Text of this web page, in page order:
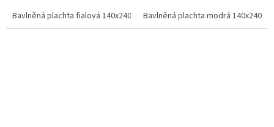
Příjemná na dotek, snadná na...
Bavlněná plachta fialová 140x240 cm Bavlněná plachta fialová
jednolůžko i do penzionů.
Příjemná na dotek, snadná na...
Bavlněná plachta modrá 140x240 cm